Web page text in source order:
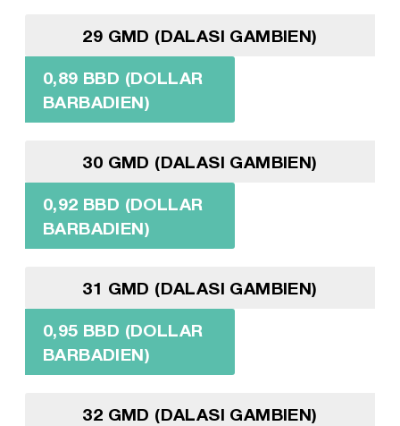
29 GMD (DALASI GAMBIEN)
0,89 BBD (DOLLAR
BARBADIEN)
30 GMD (DALASI GAMBIEN)
0,92 BBD (DOLLAR
BARBADIEN)
31 GMD (DALASI GAMBIEN)
0,95 BBD (DOLLAR
BARBADIEN)
32 GMD (DALASI GAMBIEN)